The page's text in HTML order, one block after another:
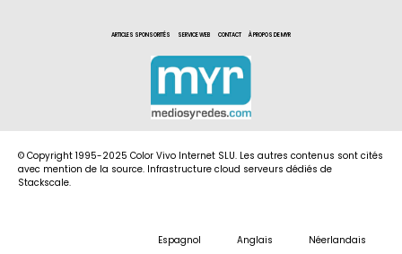
ARTICLES SPONSORITÉS SERVICE WEB CONTACT À PROPOS DE MYR
© Copyright 1995-2025 Color Vivo Internet SLU. Les autres contenus sont cités
avec mention de la source. Infrastructure cloud serveurs dédiés de
Stackscale.
Espagnol Anglais Néerlandais